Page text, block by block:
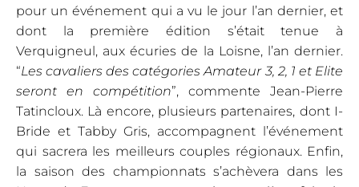
pour un événement qui a vu le jour l’an dernier, et
dont la première édition s’était tenue à
Verquigneul, aux écuries de la Loisne, l’an dernier.
“Les cavaliers des catégories Amateur 3, 2, 1 et Elite
seront en compétition”, commente Jean-Pierre
Tatincloux. Là encore, plusieurs partenaires, dont I-
Bride et Tabby Gris, accompagnent l’événement
qui sacrera les meilleurs couples régionaux. Enfin,
la saison des championnats s’achèvera dans les